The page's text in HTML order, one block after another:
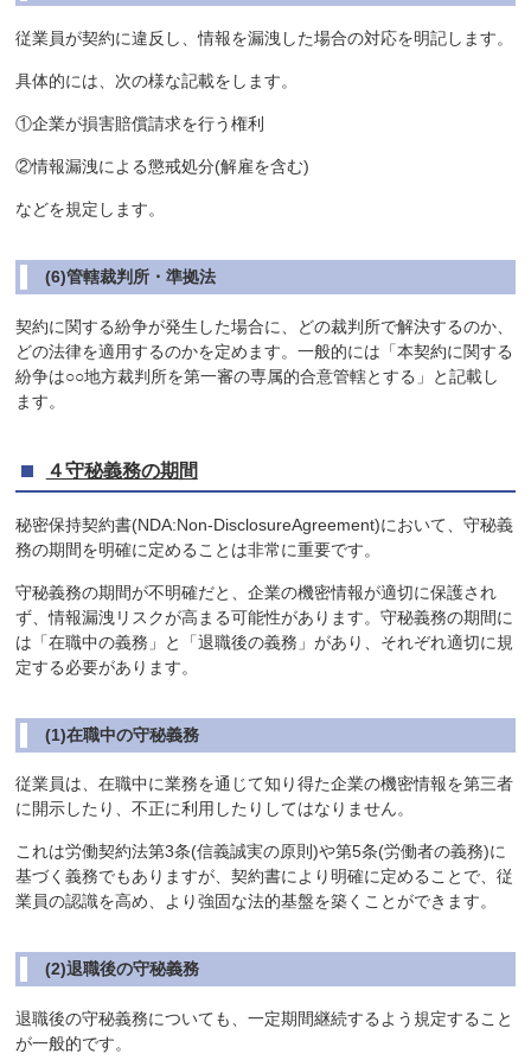
従業員が契約に違反し、情報を漏洩した場合の対応を明記します。
具体的には、次の様な記載をします。
①企業が損害賠償請求を行う権利
②情報漏洩による懲戒処分(解雇を含む)
などを規定します。
(6)管轄裁判所・準拠法
契約に関する紛争が発生した場合に、どの裁判所で解決するのか、
どの法律を適用するのかを定めます。一般的には「本契約に関する
紛争は○○地方裁判所を第一審の専属的合意管轄とする」と記載し
ます。
４守秘義務の期間
秘密保持契約書(NDA:Non-DisclosureAgreement)において、守秘義
務の期間を明確に定めることは非常に重要です。
守秘義務の期間が不明確だと、企業の機密情報が適切に保護され
ず、情報漏洩リスクが高まる可能性があります。守秘義務の期間に
は「在職中の義務」と「退職後の義務」があり、それぞれ適切に規
定する必要があります。
(1)在職中の守秘義務
従業員は、在職中に業務を通じて知り得た企業の機密情報を第三者
に開示したり、不正に利用したりしてはなりません。
これは労働契約法第3条(信義誠実の原則)や第5条(労働者の義務)に
基づく義務でもありますが、契約書により明確に定めることで、従
業員の認識を高め、より強固な法的基盤を築くことができます。
(2)退職後の守秘義務
退職後の守秘義務についても、一定期間継続するよう規定すること
が一般的です。